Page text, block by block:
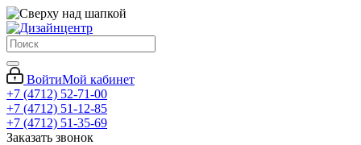
ВойтиМой кабинет
+7 (4712) 52-71-00
+7 (4712) 51-12-85
+7 (4712) 51-35-69
Заказать звонок